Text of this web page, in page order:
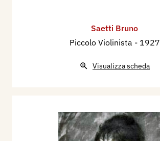
Saetti Bruno
Piccolo Violinista - 1927
Visualizza scheda